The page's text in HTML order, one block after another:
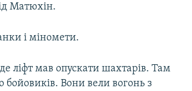
Матюхін.
і міномети.
ліфт мав опускати шахтарів. Там
Вони вели вогонь з